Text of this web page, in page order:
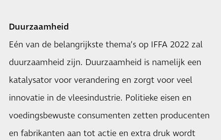
Duurzaamheid
Eén van de belangrijkste thema’s op IFFA 2022 zal
duurzaamheid zijn. Duurzaamheid is namelijk een
katalysator voor verandering en zorgt voor veel
innovatie in de vleesindustrie. Politieke eisen en
voedingsbewuste consumenten zetten producenten
en fabrikanten aan tot actie en extra druk wordt